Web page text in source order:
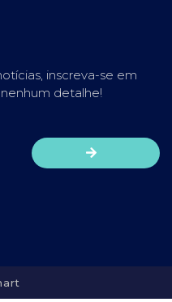
inscreva-se em
detalhe!